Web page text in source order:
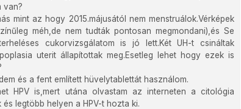
van?
mint az hogy 2015.májusától nem menstruálok.Vérképek
méh,de nem tudták pontosan megmondani),és Se
cukorvizsgálatom is jó lett.Két UH-t csináltak
uterit állapítottak meg.Esetleg lehet hogy ezek is
és a fent említett hüvelytablettát használom.
HPV is,mert utána olvastam az interneten a citológia
legtöbb helyen a HPV-t hozta ki.